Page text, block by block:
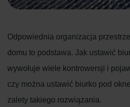
Odpowiednia organizacja
domu to podstawa. Jak ustawić
wywołuje wiele kontrowersji i
czy można ustawić biurko pod
zalety takiego rozwiązania.